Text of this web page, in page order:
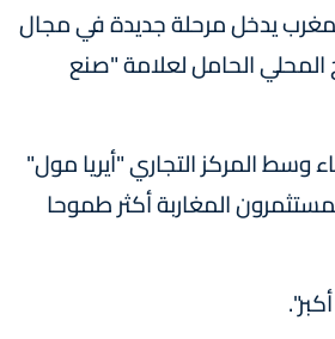
المغرب يدخل مرحلة جديدة في مجال
المحلي الحامل لعلامة "صنع
افتتاح المتجر الرابع ألفا 55 بالدار البيضاء وسط المركز التجاري "أيريا مول"
المغاربة أكثر طموحا